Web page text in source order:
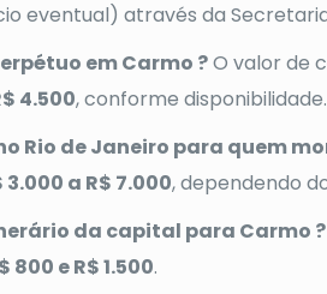
eventual) através da
em Carmo ?O valor de
4.500, conforme disponibilidade.
Rio de Janeiro para quem
3.000 a R$ 7.000, dependendo
da capital para Carmo ?
800 e R$ 1.500.